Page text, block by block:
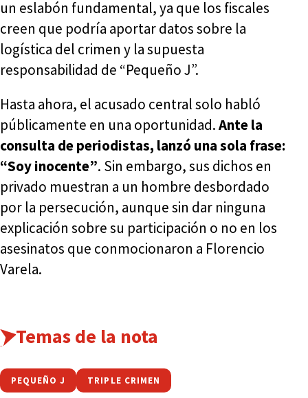
un eslabón fundamental, ya que los fiscales
creen que podría aportar datos sobre la
logística del crimen y la supuesta
responsabilidad de “Pequeño J”.
Hasta ahora, el acusado central solo habló
públicamente en una oportunidad.Ante la
consulta de periodistas, lanzó una sola frase:
“Soy inocente”. Sin embargo, sus dichos en
privado muestran a un hombre desbordado
por la persecución, aunque sin dar ninguna
explicación sobre su participación o no en los
asesinatos que conmocionaron a Florencio
Varela.
Temas de la nota
PEQUEÑO J TRIPLE CRIMEN